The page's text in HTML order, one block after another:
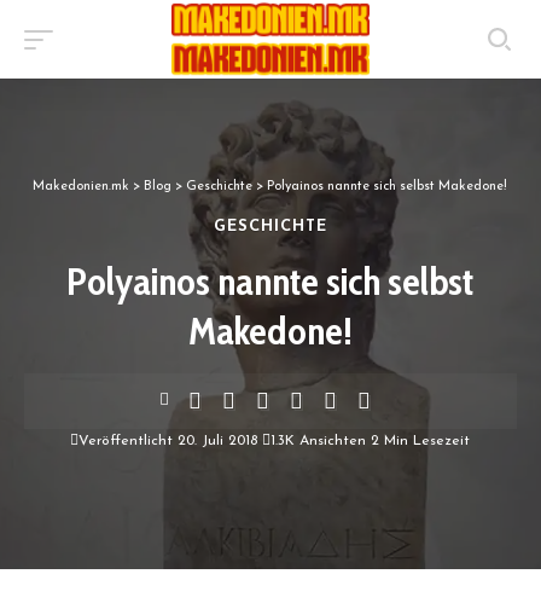
Makedonien.mk > Blog > Geschichte > Polyainos nannte sich selbst Makedone!
GESCHICHTE
Polyainos nannte sich selbst
Makedone!
Veröffentlicht 20. Juli 2018 1.3K Ansichten 2 Min Lesezeit